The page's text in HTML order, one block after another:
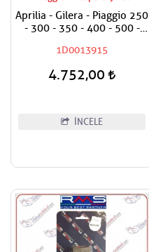
Aprilia - Gilera - Piaggio 250
- 300 - 350 - 400 - 500 -
Sinyal Flaşörü
1D0013915
4.752,00
İNCELE